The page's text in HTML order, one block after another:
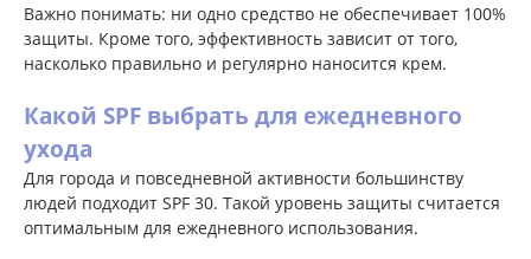
Важно понимать: ни одно средство не обеспечивает 100%
защиты. Кроме того, эффективность зависит от того,
насколько правильно и регулярно наносится крем.
Какой SPF выбрать для ежедневного
ухода
Для города и повседневной активности большинству
людей подходит SPF 30. Такой уровень защиты считается
оптимальным для ежедневного использования.